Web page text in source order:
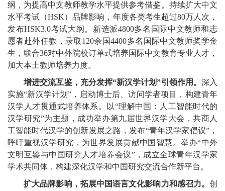
纲，为提高中文教师教学水平提供参考借鉴。持续扩大中文
水平考试（HSK）品牌影响，年度各类考生超过80万人次，
发布HSK3.0考试大纲。新选派4800多名国际中文教师和志
愿者赴外任教，录取120余国4400多名国际中文教师奖学金
生，联合36对中外院校订单式培养国际中文教育专业人才，
加大本土教师培养力度。
增进交流互鉴，充分发挥“新汉学计划”引领作用。 深入
实施“新汉学计划”，启动博士后、访问学者项目，构建青年
汉学人才贯通式培养体系。以“理解中国：人工智能时代的
汉学研究”为主题，成功举办第九届世界汉学大会，共商人
工智能时代汉学的创新发展之路，发布“青年汉学家倡议”，
呼吁重视汉学研究，为世界发展贡献中国智慧。举办“中外
文明互鉴与中国研究人才培养会议”，成立全球青年汉学家
学术共同体，构建深化汉学和中国研究交流合作新平台。
扩大品牌影响，拓展中国语言文化影响力和感召力。创